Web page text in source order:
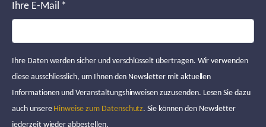
Ihre E-Mail *
Ihre Daten werden sicher und verschlüsselt übertragen. Wir verwenden
diese ausschliesslich, um Ihnen den Newsletter mit aktuellen
Informationen und Veranstaltungshinweisen zuzusenden. Lesen Sie dazu
auch unsere Hinweise zum Datenschutz. Sie können den Newsletter
jederzeit wieder abbestellen.